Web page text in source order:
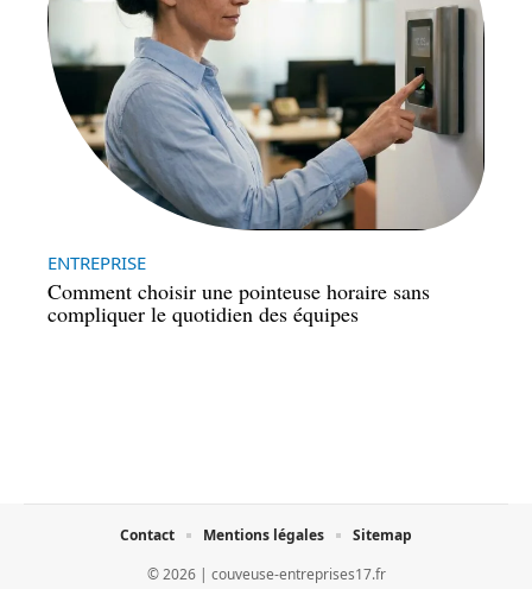
ENTREPRISE
Comment choisir une pointeuse horaire sans
compliquer le quotidien des équipes
© 2026 | couveuse-entreprises17.fr
Contact Mentions légales Sitemap